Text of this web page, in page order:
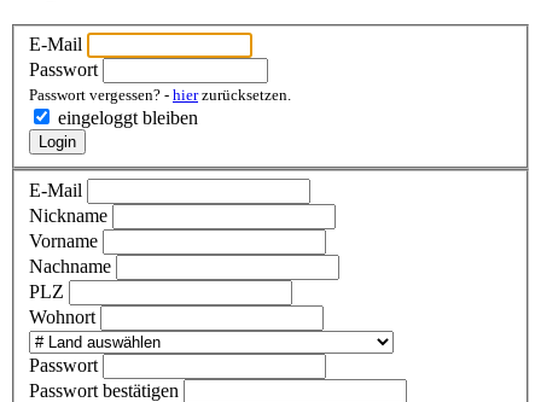
E-Mail
Passwort
Passwort vergessen? - hierzurücksetzen.
eingeloggt bleiben
Login
E-Mail
Nickname
Vorname
Nachname
PLZ
Wohnort
Passwort
Passwort bestätigen